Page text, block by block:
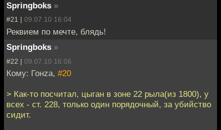
Springboks »
#21 | 09.07.10 16:04
Реквием по мечте, блядь!
Springboks »
#22 | 09.07.10 16:06
Кому: Гонzа, #20
> Как-то посчитал, цыган в зоне 22 рыла(из 1800), у
всех - ст. 228, только один порядочный, за убийство
сидит.